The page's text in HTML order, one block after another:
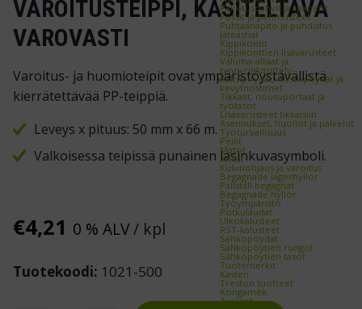
Pakkauspahvit ja -paperit
Pussit ja pehmusteet
Puhtaanapito ja puhdistus
Jäteastiat
Kippikontit
Kippikonttien lisävarusteet
Valuma-altaat ja
tynnyrinkäsittely
Saksipöydät, nostopöydät ja
kevytnostimet
Tikkaat, nousuportaat ja
työtasot
Lisävarusteet tikkaisiin
Asennukset, huollot ja palvelut
Työturvallisuus
Peilit
Matot
Ritilät
Kulunohjaus ja varoitus
Begagnade lagerhyllor
Pallställ begagnat
Begagnade hyllor
Työympäristö
Potkulaudat
Ulkokalusteet
RST-kalusteet
Sähköpöydät
Sähköpöytien rungot
Sähköpöytien tasot
Tuotemerkit
Kasten
Treston tuotteet
Kongamek
Axelent
VAROITUSTEIPPI, KÄSITELTÄVÄ
VAROVASTI
Varoitus- ja huomioteipit ovat ympäristöystävällistä
kierrätettävää PP-teippiä.
Leveys x pituus: 50 mm x 66 m.
Valkoisessa teipissä punainen lasinkuvasymboli.
€4,21 0 % ALV/ kpl
Tuotekoodi: 1021-500